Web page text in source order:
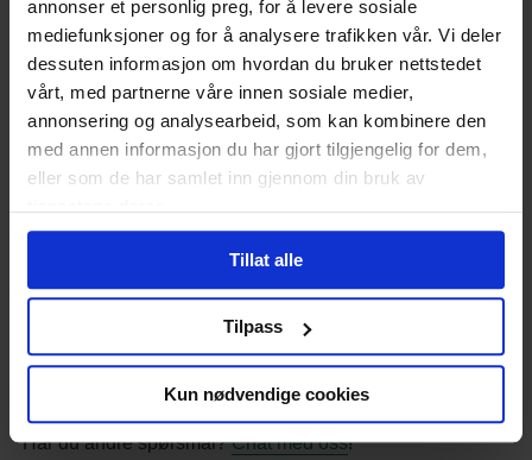
annonser et personlig preg, for å levere sosiale
mediefunksjoner og for å analysere trafikken vår. Vi deler
dessuten informasjon om hvordan du bruker nettstedet
vårt, med partnerne våre innen sosiale medier,
annonsering og analysearbeid, som kan kombinere den
med annen informasjon du har gjort tilgjengelig for dem,
eller som de har samlet inn gjennom din bruk av
Tillat alle
Tilpass
Kun nødvendige cookies
aktuelle plager og utfordringer som er i fokus under
behandling. Det er mye god behandling, derfor er det
viktig å kontakte lege dersom man har plager fra denne
tilstanden.
Er PCOS farlig?
PCOS er ikke en farlig tilstand i seg selv, men kan føre til
flere ulike plager som nevnt over.
eMetodebok for seksuell helse. Polycystisk
ovariesyndrom. Uthentet 12.06.2022.
Norsk Elektronisk Legehåndbok. Polycystisk
ovariesyndrom (PCOS). Sist revidert: 1. sep. 2021.
Uthentet: 12.06.2022.
Har du andre spørsmål?Chat med oss!